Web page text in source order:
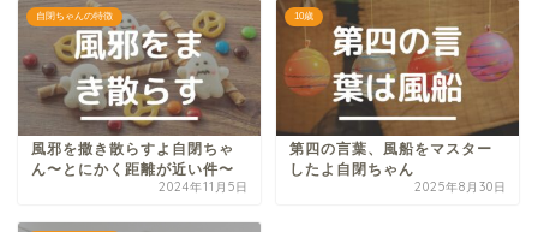
自閉ちゃんの特徴
風邪を撒き散らすよ自閉ちゃ
ん〜とにかく距離が近い件〜
2024年11月5日
10歳
第四の言葉、風船をマスター
したよ自閉ちゃん
2025年8月30日